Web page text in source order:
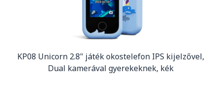
KP08 Unicorn 2.8" játék okostelefon IPS kijelzővel,
Dual kamerával gyerekeknek, kék